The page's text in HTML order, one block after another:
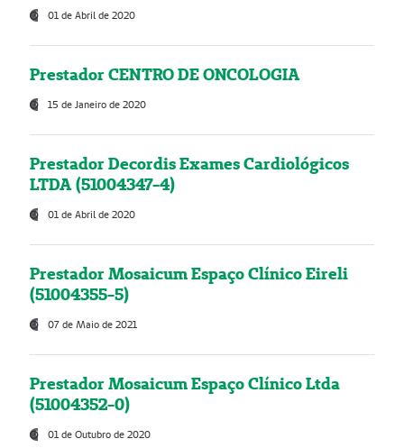
01 de Abril de 2020
Prestador CENTRO DE ONCOLOGIA
15 de Janeiro de 2020
Prestador Decordis Exames Cardiológicos
LTDA (51004347-4)
01 de Abril de 2020
Prestador Mosaicum Espaço Clínico Eireli
(51004355-5)
07 de Maio de 2021
Prestador Mosaicum Espaço Clínico Ltda
(51004352-0)
01 de Outubro de 2020